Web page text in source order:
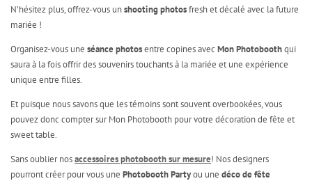
N’hésitez plus, offrez-vous unshooting photosfresh et décalé avec la future
mariée !
Organisez-vous une séance photosentre copines avecMon Photoboothqui
saura à la fois offrir des souvenirs touchants à la mariée et une expérience
unique entre filles.
Et puisque nous savons que les témoins sont souvent overbookées, vous
pouvez donc compter sur Mon Photobooth pour votre décoration de fête et
sweet table.
Sans oublier nosaccessoires photobooth sur mesure! Nos designers
pourront créer pour vous une Photobooth Partyou une déco de fête